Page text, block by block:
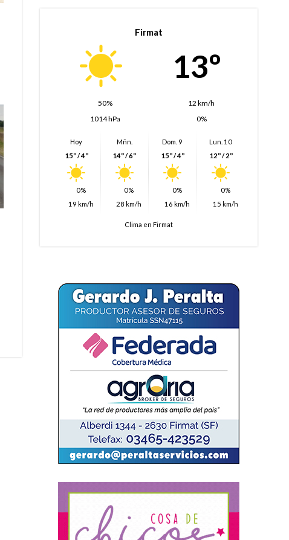
Firmat
13º
50%
12 km/h
1014 hPa
0%
Hoy
15º / 4º
0%
19 km/h
Mñn.
14º / 6º
0%
28 km/h
Dom. 9
15º / 4º
0%
16 km/h
Lun. 10
12º / 2º
0%
15 km/h
Clima en Firmat